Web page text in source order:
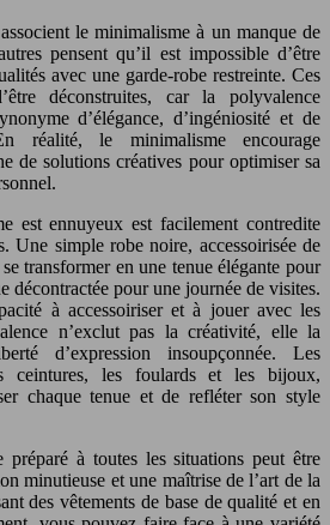
le minimalisme à un manque de
pensent qu’il est impossible d’être
avec une garde-robe restreinte. Ces
déconstruites, car la polyvalence
d’élégance, d’ingéniosité et de
réalité, le minimalisme encourage
de solutions créatives pour optimiser sa
est ennuyeux est facilement contredite
Une simple robe noire, accessoirisée de
transformer en une tenue élégante pour
décontractée pour une journée de visites.
à accessoiriser et à jouer avec les
n’exclut pas la créativité, elle la
d’expression insoupçonnée. Les
ceintures, les foulards et les bijoux,
chaque tenue et de refléter son style
à toutes les situations peut être
minutieuse et une maîtrise de l’art de la
des vêtements de base de qualité et en